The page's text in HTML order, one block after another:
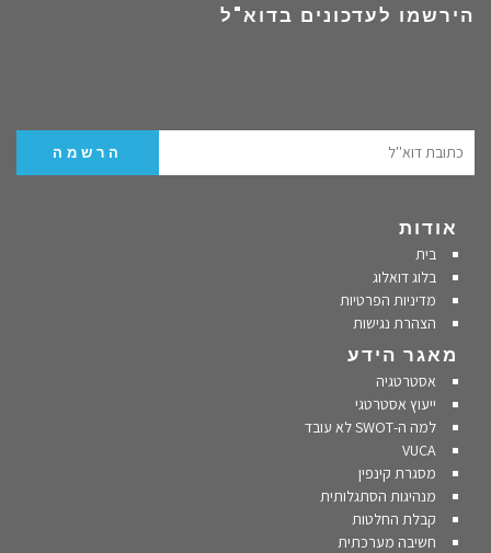
הירשמו לעדכונים בדוא"ל
אודות
בית
בלוג דואלוג
מדיניות הפרטיות
הצהרת נגישות
מאגר הידע
אסטרטגיה
ייעוץ אסטרטגי
למה ה-SWOT לא עובד
VUCA
מסגרת קינפין
מנהיגות הסתגלותית
קבלת החלטות
חשיבה מערכתית